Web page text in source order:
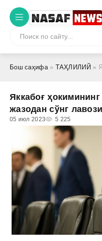
Бош саҳифа» ТАҲЛИЛИЙ »
Яккабоғ
жазодан сўнг
05 июл 2023 5 225